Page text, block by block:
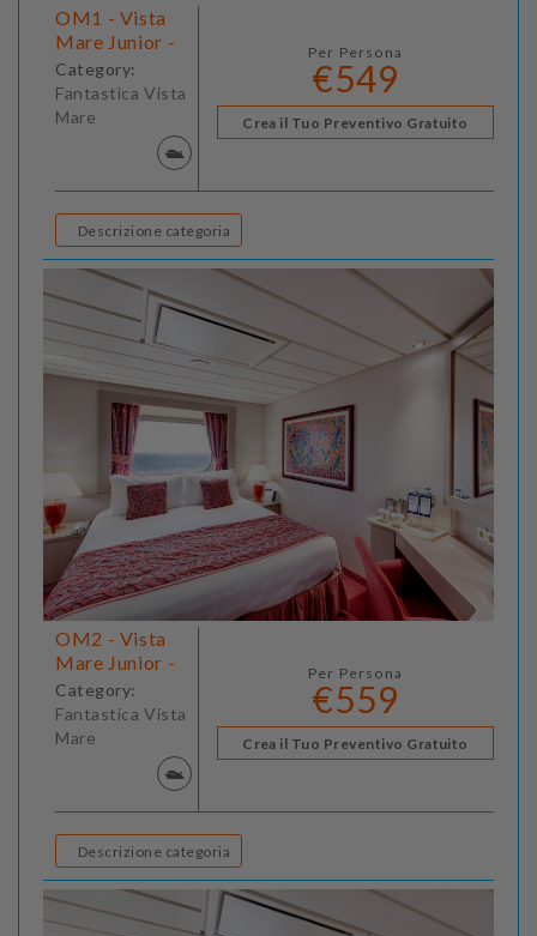
OM1 - Vista
Mare Junior -
Category:
Fantastica Vista
Mare
Per Persona
€549
Crea il Tuo Preventivo Gratuito
Descrizione categoria
OM2 - Vista
Mare Junior -
Category:
Fantastica Vista
Mare
Per Persona
€559
Crea il Tuo Preventivo Gratuito
Descrizione categoria